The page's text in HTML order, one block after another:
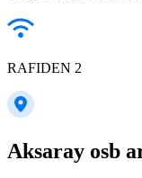
RAFIDEN 2
Aksaray osb